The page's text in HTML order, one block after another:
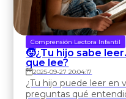
Comprensión Lectora Infantil
🧒¿Tu hijo sabe
que lee?
2025-09-27 20:04:17
¿Tu hijo puede leer en
preguntas qué